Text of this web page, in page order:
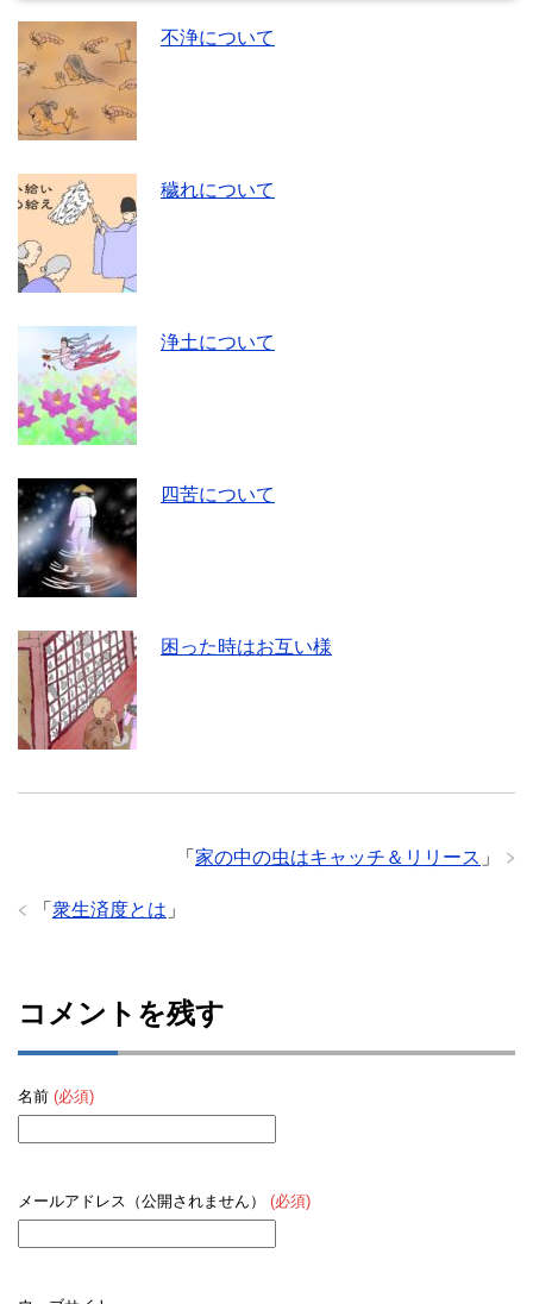
不浄について
穢れについて
浄土について
四苦について
困った時はお互い様
「 家の中の虫はキャッチ＆リリース 」
「 衆生済度とは 」
コメントを残す
名前 (必須)
メールアドレス（公開されません） (必須)